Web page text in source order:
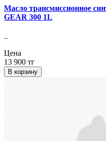
Масло трансмиссионное
GEAR 300 1L
..
Цена
13 900 тг
В корзину